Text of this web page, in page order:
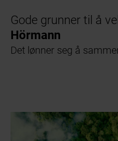
Gode grunner til å
Hörmann
Det lønner seg å